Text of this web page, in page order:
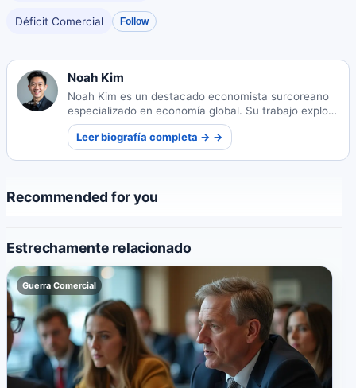
Déficit Comercial Follow
Noah Kim
Noah Kim es un destacado economista surcoreano
especializado en economía global. Su trabajo explora
las dinámicas de los mercados internacionales y los
impactos de las políticas económicas en todo el
mundo.
Leer biografía completa → →
Recommended for you
Estrechamente relacionado
Guerra Comercial